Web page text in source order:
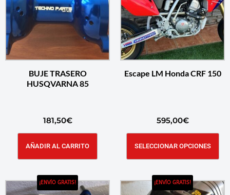
BUJE TRASERO
HUSQVARNA 85
181,50€
AÑADIR AL CARRITO
Escape LM Honda CRF 150
595,00€
SELECCIONAR OPCIONES
¡ENVÍO GRATIS! ¡ENVÍO GRATIS!